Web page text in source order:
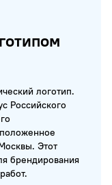
логотип.
Российского
Этот
брендирования